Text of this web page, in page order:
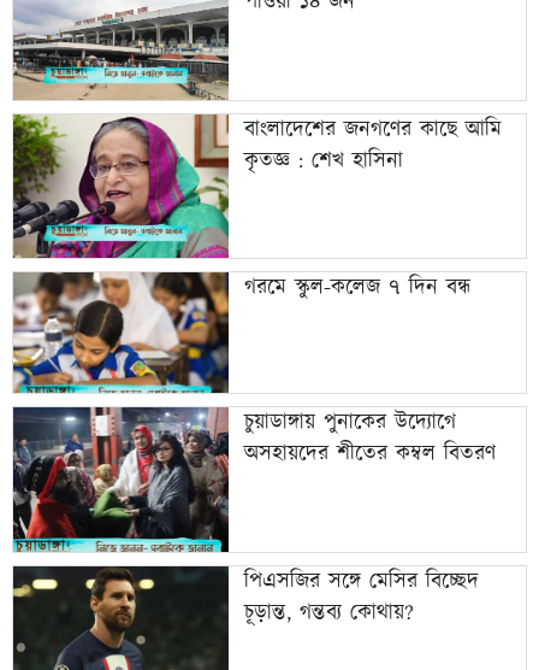
বাংলাদেশের জনগণের কাছে আমি
কৃতজ্ঞ : শেখ হাসিনা
গরমে স্কুল-কলেজ ৭ দিন বন্ধ
চুয়াডাঙ্গায় পুনাকের উদ্যোগে
অসহায়দের শীতের কম্বল বিতরণ
পিএসজির সঙ্গে মেসির বিচ্ছেদ
চূড়ান্ত, গন্তব্য কোথায়?